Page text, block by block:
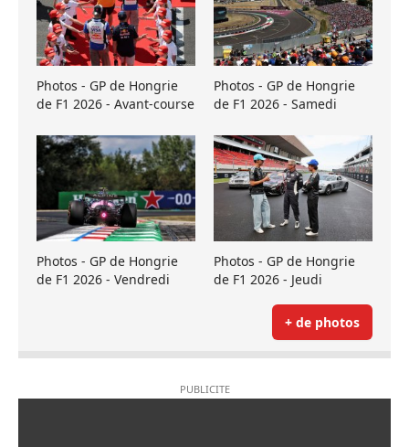
Photos - GP de Hongrie
de F1 2026 - Avant-course
Photos - GP de Hongrie
de F1 2026 - Samedi
Photos - GP de Hongrie
de F1 2026 - Vendredi
Photos - GP de Hongrie
de F1 2026 - Jeudi
+ de photos